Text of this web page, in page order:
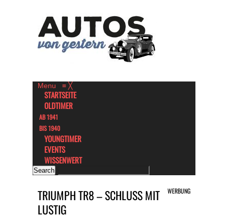
Menu ≡ ╳
STARTSEITE
OLDTIMER
AB 1941
BIS 1940
YOUNGTIMER
EVENTS
WISSENWERT
TRIUMPH TR8 – SCHLUSS MIT
LUSTIG
WERBUNG